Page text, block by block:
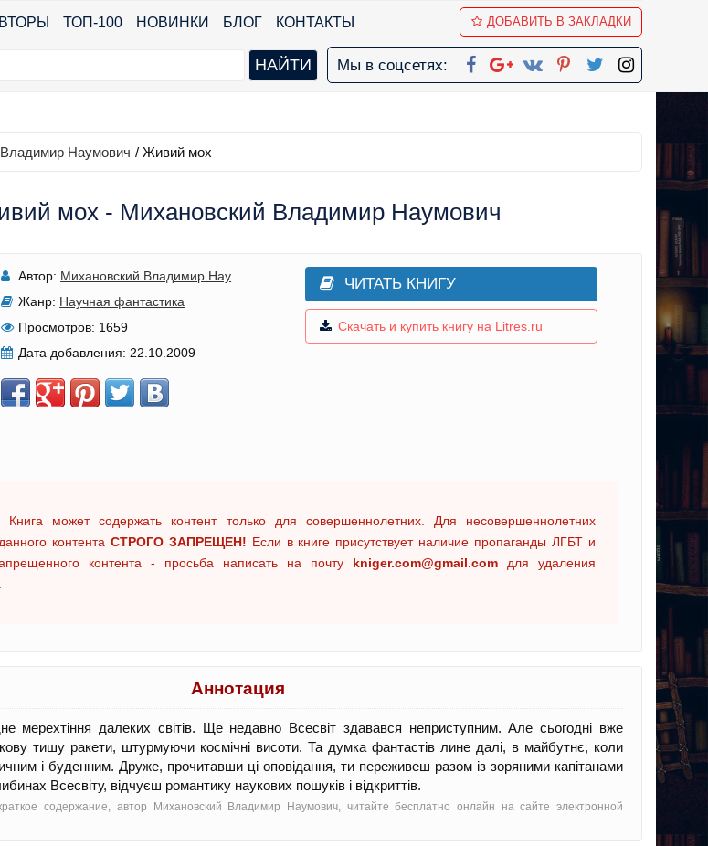
ТОП-100 НОВИНКИ БЛОГ КОНТАКТЫ ДОБАВИТЬ В ЗАКЛАДКИ
Мы в соцсетях:
Наумович / Живий мох
мох - Михановский Владимир Наумович
Автор: Михановский Владимир Наумович
Жанр: Научная фантастика
Просмотров: 1659
Дата добавления: 22.10.2009
ЧИТАТЬ КНИГУ
Скачать и купить книгу на Litres.ru
Книга может содержать контент только для совершеннолетних. Для несовершеннолетних
контента СТРОГО ЗАПРЕЩЕН! Если в книге присутствует наличие пропаганды ЛГБТ и
контента - просьба написать на почту kniger.com@gmail.com для удаления
Аннотация
мерехтіння далеких світів. Ще недавно Всесвіт здавався неприступним. Але сьогодні вже
тишу ракети, штурмуючи космічні висоти. Та думка фантастів лине далі, в майбутнє, коли
і буденним. Друже, прочитавши ці оповідання, ти переживеш разом із зоряними капітанами
Всесвіту, відчуєш романтику наукових пошуків і відкриттів.
содержание, автор Михановский Владимир Наумович, читайте бесплатно онлайн на сайте электронной